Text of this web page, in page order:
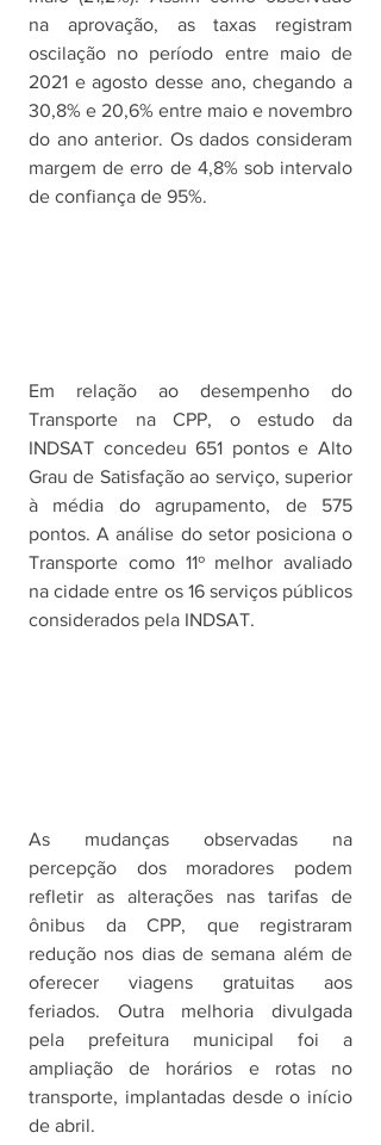
na aprovação, as taxas registram
oscilação no período entre maio de
2021 e agosto desse ano, chegando a
30,8% e 20,6% entre maio e novembro
do ano anterior. Os dados consideram
margem de erro de 4,8% sob intervalo
de confiança de 95%.
Em relação ao desempenho do
Transporte na CPP, o estudo da
INDSAT concedeu 651 pontos e Alto
Grau de Satisfação ao serviço, superior
à média do agrupamento, de 575
pontos. A análise do setor posiciona o
Transporte como 11º melhor avaliado
na cidade entre os 16 serviços públicos
considerados pela INDSAT.
As mudanças observadas na
percepção dos moradores podem
refletir as alterações nas tarifas de
ônibus da CPP, que registraram
redução nos dias de semana além de
oferecer viagens gratuitas aos
feriados. Outra melhoria divulgada
pela prefeitura municipal foi a
ampliação de horários e rotas no
transporte, implantadas desde o início
de abril.